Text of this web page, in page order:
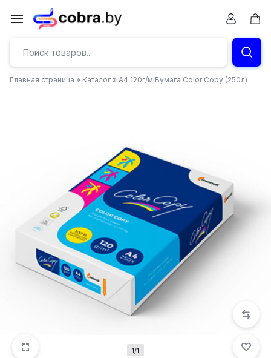
и
Витебске
Главная страница » Каталог » А4 120г/м Бумага Color Copy (250л)
1/1